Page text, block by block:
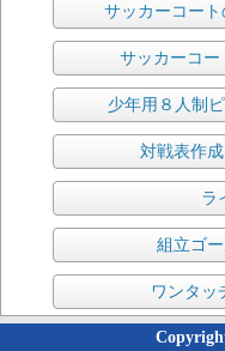
サッカーコー
サッカーコー
少年用８人制
対戦表作成
ラ
組立ゴ
ワンタッ